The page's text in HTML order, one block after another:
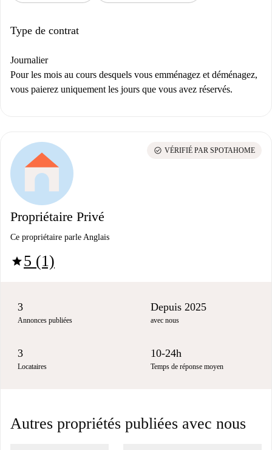
Type de contrat
Journalier
Pour les mois au cours desquels vous emménagez et déménagez,
vous paierez uniquement les jours que vous avez réservés.
Propriétaire Privé
Ce propriétaire parle Anglais
star5 (1)
check_circle VÉRIFIÉ PAR SPOTAHOME
3
Annonces publiées
Depuis 2025
avec nous
3
Locataires
10-24h
Temps de réponse moyen
Autres propriétés publiées avec nous